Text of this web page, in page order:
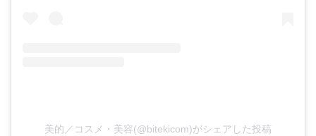
美的／コスメ・美容(@bitekicom)がシェアした投稿